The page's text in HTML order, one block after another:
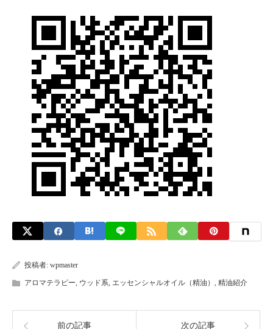
投稿者: wpmaster
アロマテラピー, ウッド系, エッセンシャルオイル（精油） , 精油紹介
前の記事 次の記事